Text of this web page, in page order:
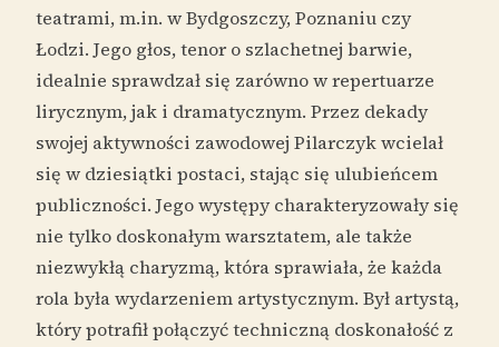
teatrami, m.in. w Bydgoszczy, Poznaniu czy
Łodzi. Jego głos, tenor o szlachetnej barwie,
idealnie sprawdzał się zarówno w repertuarze
lirycznym, jak i dramatycznym. Przez dekady
swojej aktywności zawodowej Pilarczyk wcielał
się w dziesiątki postaci, stając się ulubieńcem
publiczności. Jego występy charakteryzowały się
nie tylko doskonałym warsztatem, ale także
niezwykłą charyzmą, która sprawiała, że każda
rola była wydarzeniem artystycznym. Był artystą,
który potrafił połączyć techniczną doskonałość z